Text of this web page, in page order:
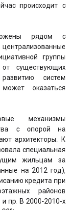
происходит с
рядом с
группы
существующих
систем
оказаться
механизмы
с опорой на
архитекторы. К
специальная
жильцам за
на 2012 год),
кредита при
районов
пр. В 2000-2010-х